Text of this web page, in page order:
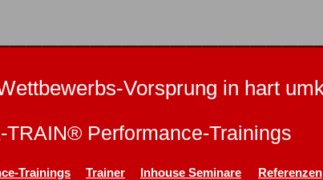
Vorsprung in hart
TRAIN® Performance-Trainings
Trainings Trainer Inhouse Seminare Referenzen